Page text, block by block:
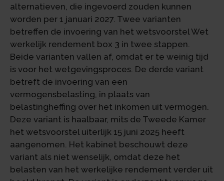
alternatieven, die ingevoerd zouden kunnen
worden per 1 januari 2027. Twee varianten
betreffen de invoering van het wetsvoorstel Wet
werkelijk rendement box 3 in twee stappen.
Beide varianten vallen af, omdat er te weinig tijd
is voor het wetgevingsproces. De derde variant
betreft de invoering van een
vermogensbelasting, in plaats van
belastingheffing over het inkomen uit vermogen.
Deze variant is haalbaar, mits de Tweede Kamer
het wetsvoorstel uiterlijk 15 juni 2025 heeft
aangenomen. Het kabinet beschouwt deze
variant als niet wenselijk, omdat deze het
belasten van het werkelijke rendement verder uit